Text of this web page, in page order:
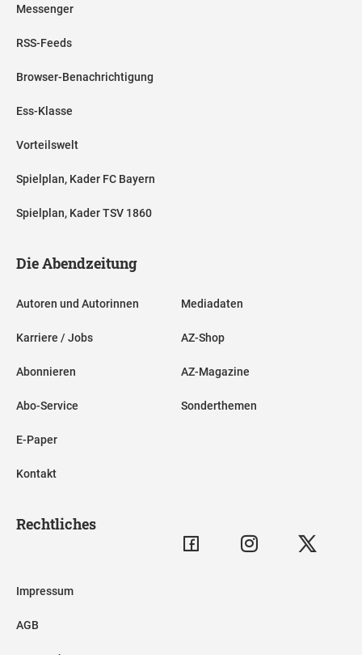
Messenger
RSS-Feeds
Browser-Benachrichtigung
Ess-Klasse
Vorteilswelt
Spielplan, Kader FC Bayern
Spielplan, Kader TSV 1860
Die Abendzeitung
Autoren und Autorinnen
Karriere / Jobs
Abonnieren
Abo-Service
E-Paper
Kontakt
Mediadaten
AZ-Shop
AZ-Magazine
Sonderthemen
Rechtliches
Impressum
AGB